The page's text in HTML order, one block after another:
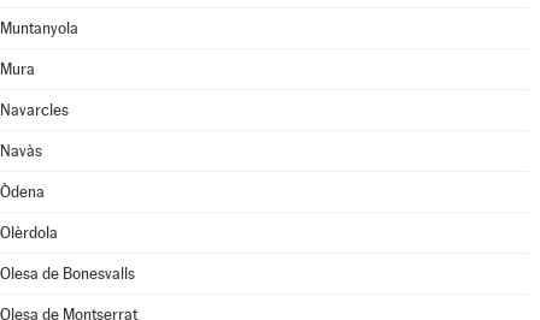
Muntanyola
Mura
Navarcles
Navàs
Òdena
Olèrdola
Olesa de Bonesvalls
Olesa de Montserrat